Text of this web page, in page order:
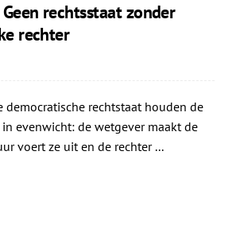
rechtsstaat zonder
rechter
rechtstaat houden de
evenwicht: de wetgever maakt de
voert ze uit en de rechter ...